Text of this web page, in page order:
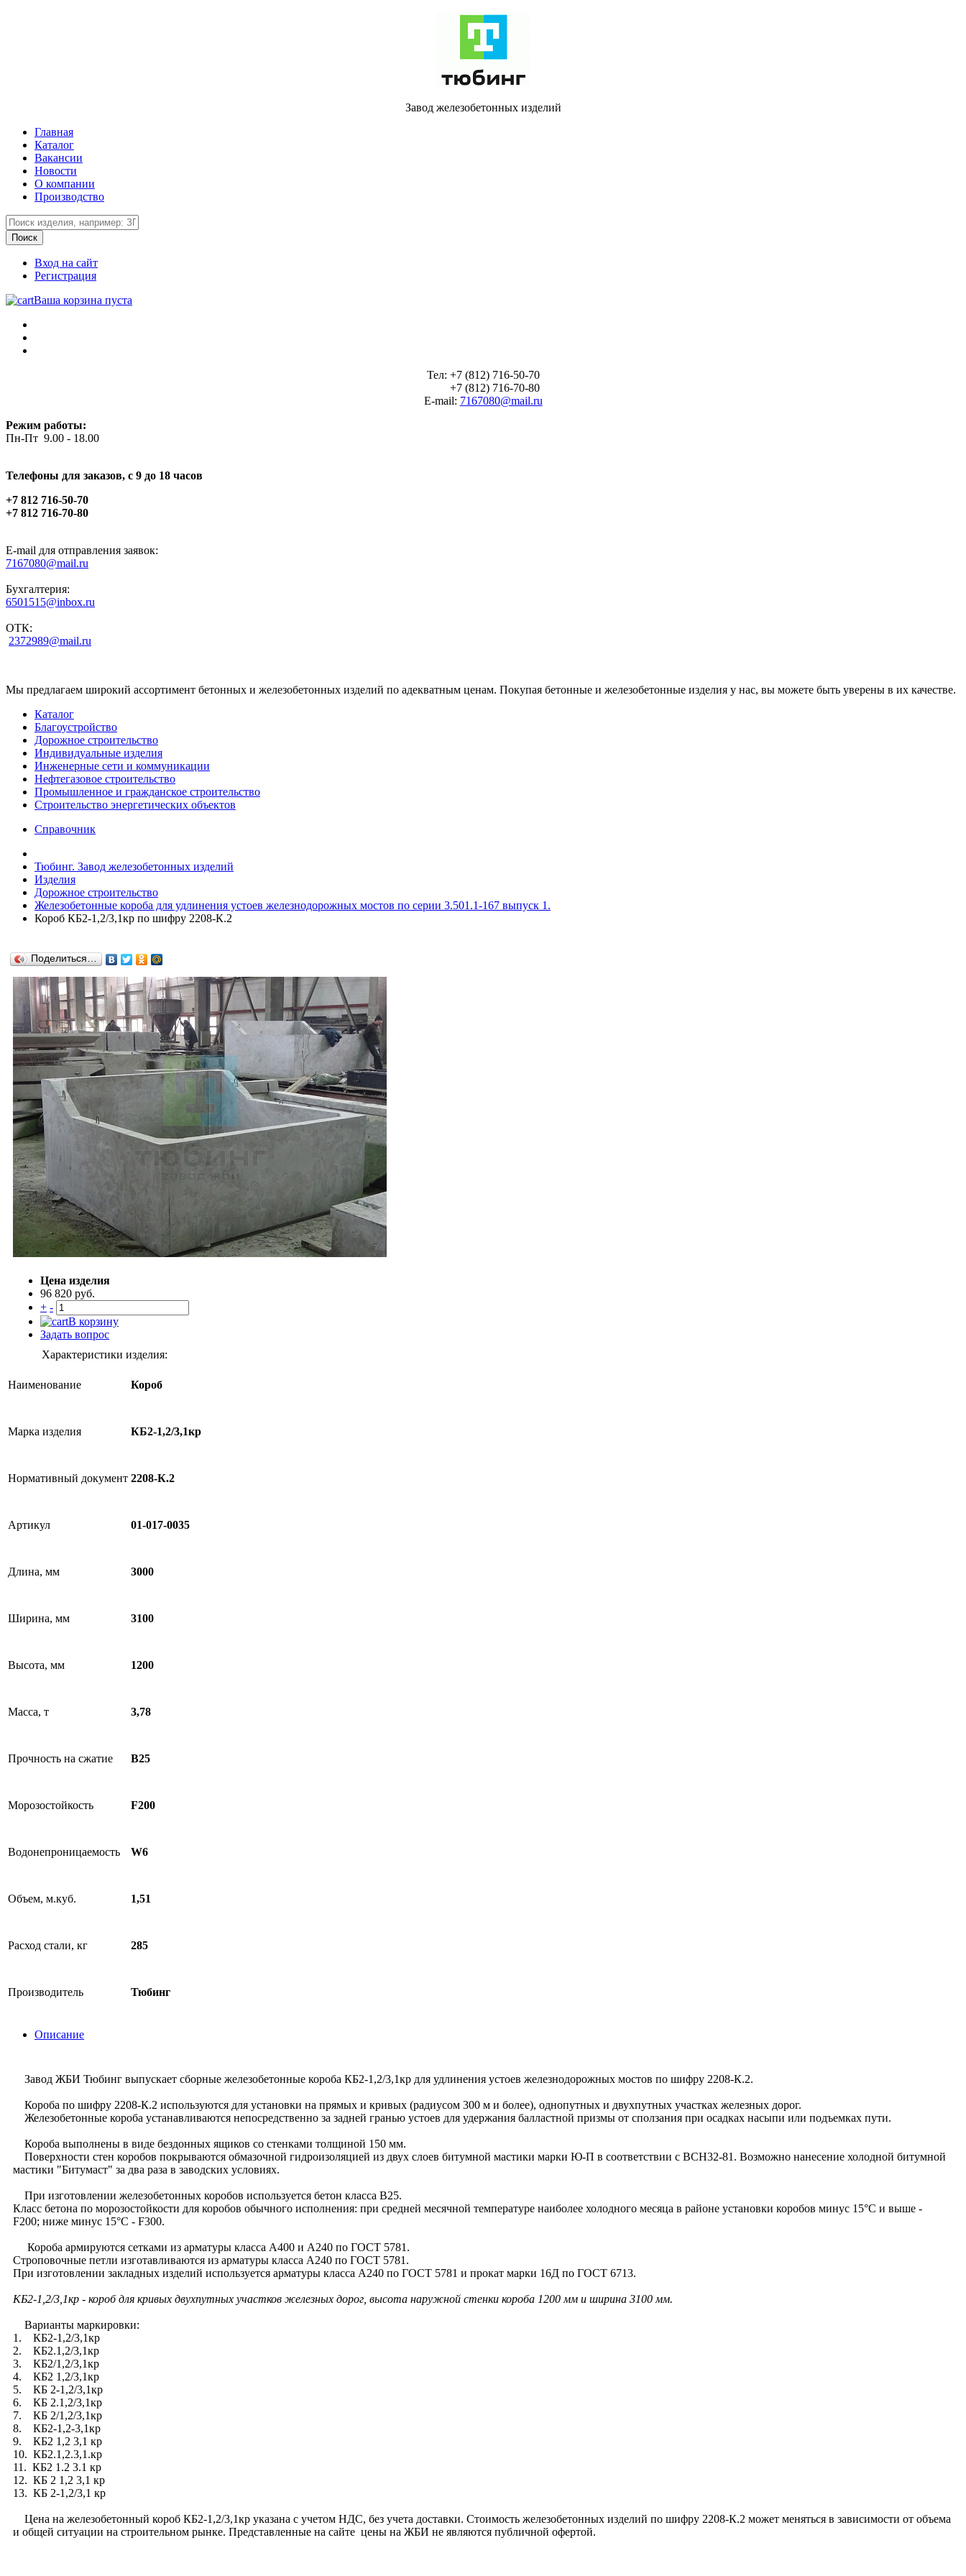
Завод железобетонных изделий
Главная
Каталог
Вакансии
Новости
О компании
Производство
Вход на сайт
Регистрация
Ваша корзина пуста
Тел: +7 (812) 716-50-70
+7 (812) 716-70-80
E-mail: 7167080@mail.ru
Режим работы:
Пн-Пт 9.00 - 18.00
Телефоны для заказов, c 9 до 18 часов
+7 812 716-50-70
+7 812 716-70-80
E-mail для отправления заявок:
7167080@mail.ru
Бухгалтерия:
6501515@inbox.ru
ОТК:
2372989@mail.ru
Мы предлагаем широкий ассортимент бетонных и железобетонных изделий по адекватным ценам. Покупая бетонные и железобетонные изделия у нас, вы можете быть уверены в их качестве.
Каталог
Благоустройство
Дорожное строительство
Индивидуальные изделия
Инженерные сети и коммуникации
Нефтегазовое строительство
Промышленное и гражданское строительство
Строительство энергетических объектов
Справочник
Тюбинг. Завод железобетонных изделий
Изделия
Дорожное строительство
Железобетонные короба для удлинения устоев железнодорожных мостов по серии 3.501.1-167 выпуск 1.
Короб КБ2-1,2/3,1кр по шифру 2208-К.2
Поделиться…
Цена изделия
96 820 руб.
+ -
В корзину
Задать вопрос
Характеристики изделия:
Наименование Короб
Марка изделия КБ2-1,2/3,1кр
Нормативный документ 2208-К.2
Артикул 01-017-0035
Длина, мм 3000
Ширина, мм 3100
Высота, мм 1200
Масса, т 3,78
Прочность на сжатие B25
Морозостойкость F200
Водонепроницаемость W6
Объем, м.куб. 1,51
Расход стали, кг 285
Производитель Тюбинг
Описание
Завод ЖБИ Тюбинг выпускает сборные железобетонные короба КБ2-1,2/3,1кр для удлинения устоев железнодорожных мостов по шифру 2208-К.2.
Короба по шифру 2208-К.2 используются для установки на прямых и кривых (радиусом 300 м и более), однопутных и двухпутных участках железных дорог.
Железобетонные короба устанавливаются непосредственно за задней гранью устоев для удержания балластной призмы от сползания при осадках насыпи или подъемках пути.
Короба выполнены в виде бездонных ящиков со стенками толщиной 150 мм.
Поверхности стен коробов покрываются обмазочной гидроизоляцией из двух слоев битумной мастики марки Ю-П в соответствии с ВСН32-81. Возможно нанесение холодной битумной
мастики "Битумаст" за два раза в заводских условиях.
При изготовлении железобетонных коробов используется бетон класса В25.
Класс бетона по морозостойкости для коробов обычного исполнения: при средней месячной температуре наиболее холодного месяца в районе установки коробов минус 15°С и выше -
F200; ниже минус 15°С - F300.
Короба армируются сетками из арматуры класса А400 и А240 по ГОСТ 5781.
Строповочные петли изготавливаются из арматуры класса А240 по ГОСТ 5781.
При изготовлении закладных изделий используется арматуры класса А240 по ГОСТ 5781 и прокат марки 16Д по ГОСТ 6713.
КБ2-1,2/3,1кр - короб для кривых двухпутных участков железных дорог, высота наружной стенки короба 1200 мм и ширина 3100 мм.
Варианты маркировки:
1. КБ2-1,2/3,1кр
2. КБ2.1,2/3,1кр
3. КБ2/1,2/3,1кр
4. КБ2 1,2/3,1кр
5. КБ 2-1,2/3,1кр
6. КБ 2.1,2/3,1кр
7. КБ 2/1,2/3,1кр
8. КБ2-1,2-3,1кр
9. КБ2 1,2 3,1 кр
10. КБ2.1,2.3,1.кр
11. КБ2 1.2 3.1 кр
12. КБ 2 1,2 3,1 кр
13. КБ 2-1,2/3,1 кр
Цена на железобетонный короб КБ2-1,2/3,1кр указана с учетом НДС, без учета доставки. Стоимость железобетонных изделий по шифру 2208-К.2 может меняться в зависимости от объема
и общей ситуации на строительном рынке. Представленные на сайте цены на ЖБИ не являются публичной офертой.